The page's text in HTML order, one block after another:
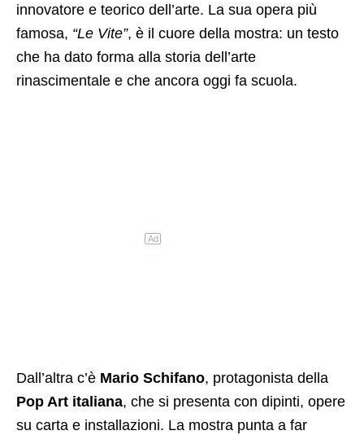
innovatore e teorico dell’arte. La sua opera più
famosa, “Le Vite”, è il cuore della mostra: un testo
che ha dato forma alla storia dell’arte
rinascimentale e che ancora oggi fa scuola.
Ad
Dall’altra c’è Mario Schifano, protagonista della
Pop Art italiana, che si presenta con dipinti, opere
su carta e installazioni. La mostra punta a far